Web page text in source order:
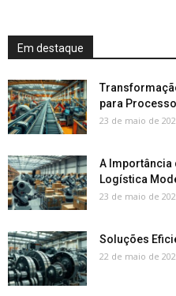
Em destaque
para
23 de maio de
A Importância
Logística
23 de maio de
Soluções
22 de maio de